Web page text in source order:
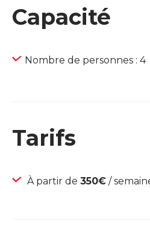
Capacité
Nombre de personnes : 4
Tarifs
À partir de 350€ /